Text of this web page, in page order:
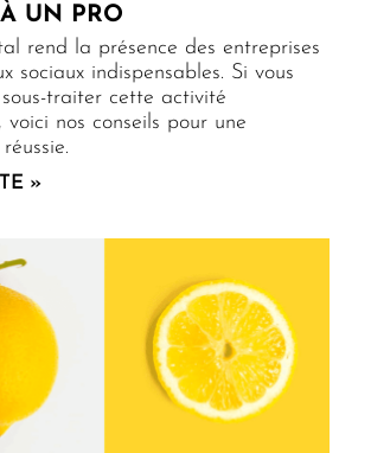
UN PRO
rend la présence des entreprises
sociaux indispensables. Si vous
sous-traiter cette activité
voici nos conseils pour une
»